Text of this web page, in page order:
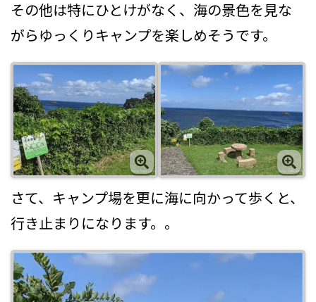
その他は特にひとけがなく、海の景色を見な
がらゆっくりキャンプを楽しめそうです。
さて、キャンプ場を更に海に向かって歩くと、
行き止まりになります。。